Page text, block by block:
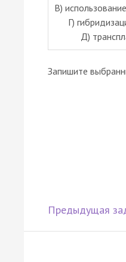
В)
Г)
Д)
Запишите
Предыдущая